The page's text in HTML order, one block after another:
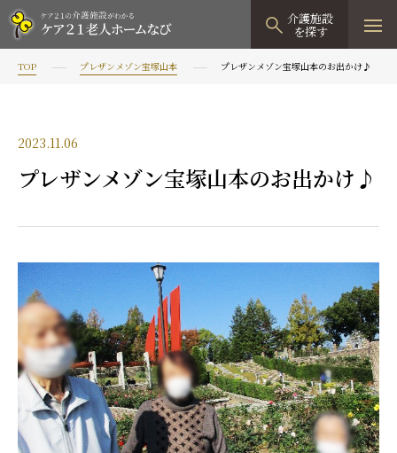
介護施設
を探す
TOPページ
有料老人ホームTOP
プレザンリュクス
プレザングラン
プレザンメゾン
有料老人ホームとは
グループホーム
認知症対応型グループホームTOP
たのしい家
認知症対応型グループホームとは
認知症のおはなし
小規模多機能型居宅介護
小規模多機能型居宅介護TOP
たのしい家
小規模多機能型居宅介護とは
tel0120-944-821
9:00～18:00（年末年始を除く）
TOP プレザンメゾン宝塚山本 プレザンメゾン宝塚山本のお出かけ♪
2023.11.06
プレザンメゾン宝塚山本のお出かけ♪